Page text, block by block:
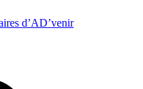
d’AD’venir